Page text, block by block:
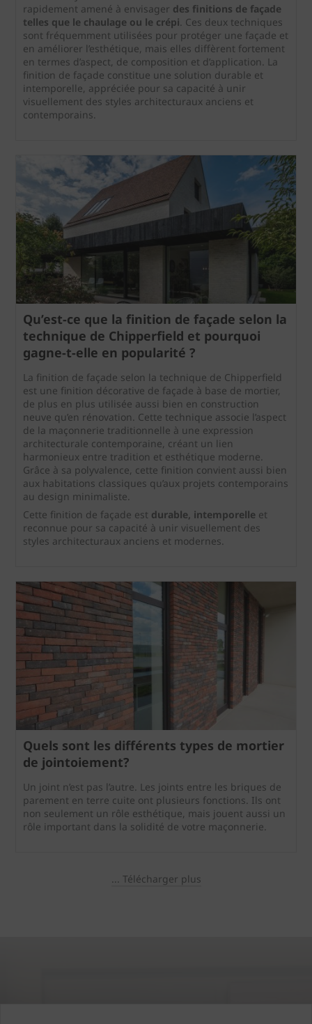
rapidement amené à envisager des finitions de façade
telles que le chaulage ou le crépi. Ces deux techniques
sont fréquemment utilisées pour protéger une façade et
en améliorer l’esthétique, mais elles diffèrent fortement
en termes d’aspect, de composition et d’application. La
finition de façade constitue une solution durable et
intemporelle, appréciée pour sa capacité à unir
visuellement des styles architecturaux anciens et
contemporains.
Qu’est-ce que la finition de façade selon la
technique de Chipperfield et pourquoi
gagne‑t‑elle en popularité ?
La finition de façade selon la technique de Chipperfield
est une finition décorative de façade à base de mortier,
de plus en plus utilisée aussi bien en construction
neuve qu’en rénovation. Cette technique associe l’aspect
de la maçonnerie traditionnelle à une expression
architecturale contemporaine, créant un lien
harmonieux entre tradition et esthétique moderne.
Grâce à sa polyvalence, cette finition convient aussi bien
aux habitations classiques qu’aux projets contemporains
au design minimaliste.
Cette finition de façade est durable, intemporelle et
reconnue pour sa capacité à unir visuellement des
styles architecturaux anciens et modernes.
Quels sont les différents types de mortier
de jointoiement?
Un joint n’est pas l’autre. Les joints entre les briques de
parement en terre cuite ont plusieurs fonctions. Ils ont
non seulement un rôle esthétique, mais jouent aussi un
rôle important dans la solidité de votre maçonnerie.
... Télécharger plus